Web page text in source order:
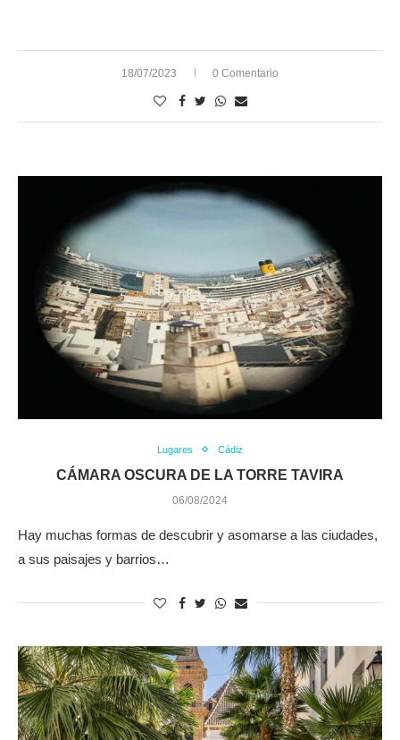
18/07/2023 0 Comentario
Lugares Cádiz
CÁMARA OSCURA DE LA TORRE TAVIRA
06/08/2024
Hay muchas formas de descubrir y asomarse a las ciudades,
a sus paisajes y barrios…